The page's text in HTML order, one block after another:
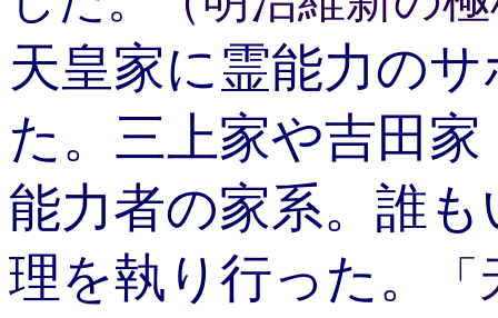
天皇家に霊能力の
た。三上家や吉田
能力者の家系。誰
理を執り行った。